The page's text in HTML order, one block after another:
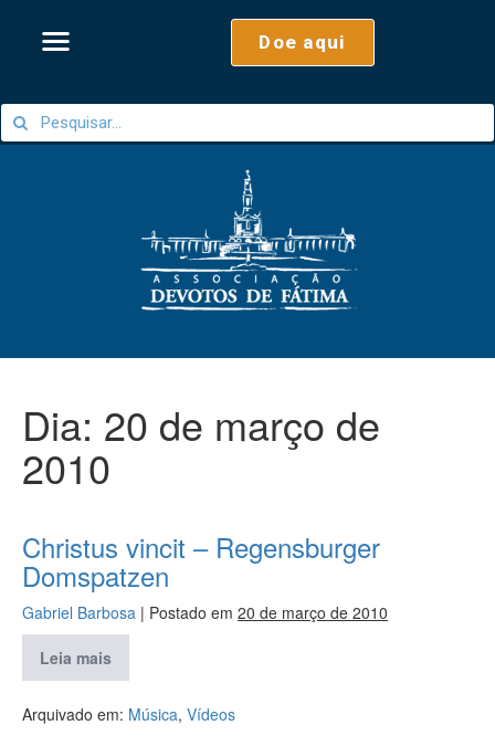
Doe aqui
Dia: 20 de março de
2010
Christus vincit – Regensburger
Domspatzen
Gabriel Barbosa | Postado em 20 de março de 2010
Leia mais
Arquivado em: Música, Vídeos